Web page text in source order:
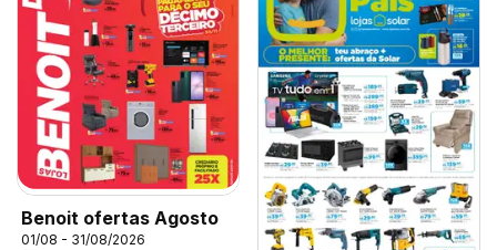
Benoit ofertas Agosto
01/08 - 31/08/2026